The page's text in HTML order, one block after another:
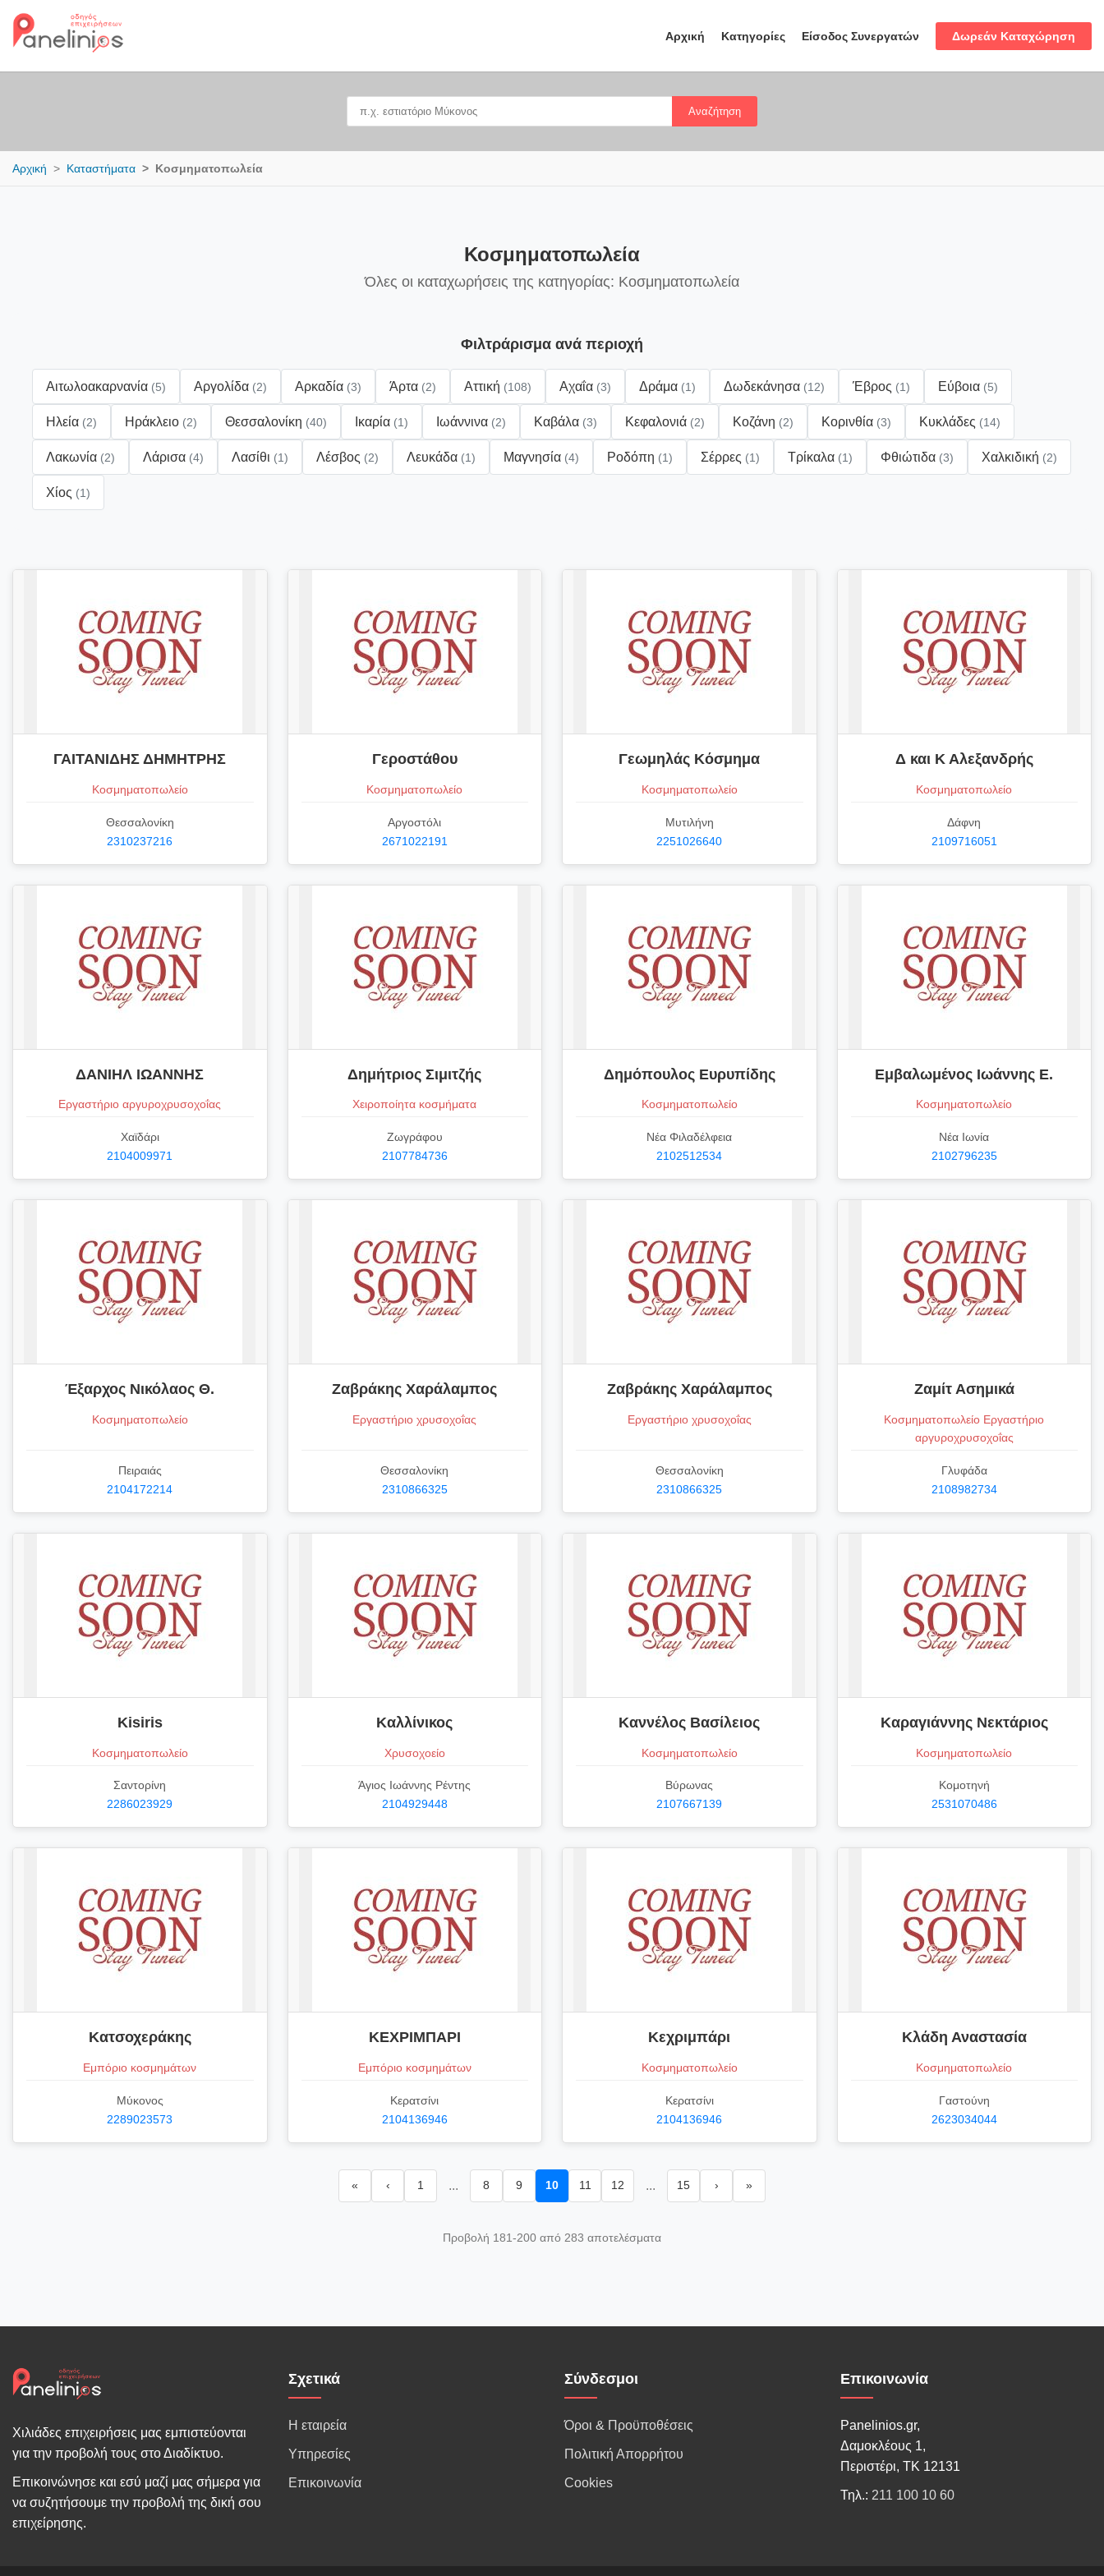
Αρχική Κατηγορίες Είσοδος Συνεργατών Δωρεάν Καταχώρηση
Αναζήτηση
Αρχική Καταστήματα Κοσμηματοπωλεία
Κοσμηματοπωλεία
Όλες οι καταχωρήσεις της κατηγορίας: Κοσμηματοπωλεία
Φιλτράρισμα ανά περιοχή
Αιτωλοακαρνανία (5) Αργολίδα (2) Αρκαδία (3) Άρτα (2) Αττική (108) Αχαΐα (3) Δράμα (1) Δωδεκάνησα (12) Έβρος (1) Εύβοια (5)
Ηλεία (2) Ηράκλειο (2) Θεσσαλονίκη (40) Ικαρία (1) Ιωάννινα (2) Καβάλα (3) Κεφαλονιά (2) Κοζάνη (2) Κορινθία (3) Κυκλάδες (14)
Λακωνία (2) Λάρισα (4) Λασίθι (1) Λέσβος (2) Λευκάδα (1) Μαγνησία (4) Ροδόπη (1) Σέρρες (1) Τρίκαλα (1) Φθιώτιδα (3) Χαλκιδική (2)
Χίος (1)
ΓΑΙΤΑΝΙΔΗΣ ΔΗΜΗΤΡΗΣ
Κοσμηματοπωλείο
Θεσσαλονίκη
2310237216
Γεροστάθου
Κοσμηματοπωλείο
Αργοστόλι
2671022191
Γεωμηλάς Κόσμημα
Κοσμηματοπωλείο
Μυτιλήνη
2251026640
Δ και Κ Αλεξανδρής
Κοσμηματοπωλείο
Δάφνη
2109716051
ΔΑΝΙΗΛ ΙΩΑΝΝΗΣ
Εργαστήριο αργυροχρυσοχοΐας
Χαϊδάρι
2104009971
Δημήτριος Σιμιτζής
Χειροποίητα κοσμήματα
Ζωγράφου
2107784736
Δημόπουλος Ευρυπίδης
Κοσμηματοπωλείο
Νέα Φιλαδέλφεια
2102512534
Εμβαλωμένος Ιωάννης Ε.
Κοσμηματοπωλείο
Νέα Ιωνία
2102796235
Έξαρχος Νικόλαος Θ.
Κοσμηματοπωλείο
Πειραιάς
2104172214
Ζαβράκης Χαράλαμπος
Εργαστήριο χρυσοχοΐας
Θεσσαλονίκη
2310866325
Ζαβράκης Χαράλαμπος
Εργαστήριο χρυσοχοΐας
Θεσσαλονίκη
2310866325
Ζαμίτ Ασημικά
Κοσμηματοπωλείο Εργαστήριο
αργυροχρυσοχοΐας
Γλυφάδα
2108982734
Κisiris
Κοσμηματοπωλείο
Σαντορίνη
2286023929
Καλλίνικος
Χρυσοχοείο
Άγιος Ιωάννης Ρέντης
2104929448
Καννέλος Βασίλειος
Κοσμηματοπωλείο
Βύρωνας
2107667139
Καραγιάννης Νεκτάριος
Κοσμηματοπωλείο
Κομοτηνή
2531070486
Κατσοχεράκης
Εμπόριο κοσμημάτων
Μύκονος
2289023573
ΚΕΧΡΙΜΠΑΡΙ
Εμπόριο κοσμημάτων
Κερατσίνι
2104136946
Κεχριμπάρι
Κοσμηματοπωλείο
Κερατσίνι
2104136946
Κλάδη Αναστασία
Κοσμηματοπωλείο
Γαστούνη
2623034044
« ‹ 1 ... 8 9 10 11 12 ... 15 › »
Προβολή 181-200 από 283 αποτελέσματα
Χιλιάδες επιχειρήσεις μας εμπιστεύονται
για την προβολή τους στο Διαδίκτυο.
Επικοινώνησε και εσύ μαζί μας σήμερα για
να συζητήσουμε την προβολή της δική σου
επιχείρησης.
Σχετικά
Η εταιρεία
Υπηρεσίες
Επικοινωνία
Σύνδεσμοι
Όροι & Προϋποθέσεις
Πολιτική Απορρήτου
Cookies
Επικοινωνία
Panelinios.gr,
Δαμοκλέους 1,
Περιστέρι, ΤΚ 12131
Τηλ.: 211 100 10 60